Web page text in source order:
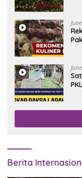
Berita